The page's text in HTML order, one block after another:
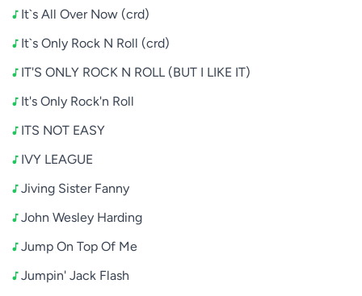
It`s All Over Now (crd)
It`s Only Rock N Roll (crd)
IT'S ONLY ROCK N ROLL (BUT I LIKE IT)
It's Only Rock'n Roll
ITS NOT EASY
IVY LEAGUE
Jiving Sister Fanny
John Wesley Harding
Jump On Top Of Me
Jumpin' Jack Flash